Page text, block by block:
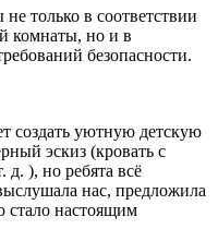
только в соответствии
комнаты, но и в
безопасности.
создать уютную детскую
эскиз (кровать с
д. ), но ребята всё
нас, предложила
стало настоящим